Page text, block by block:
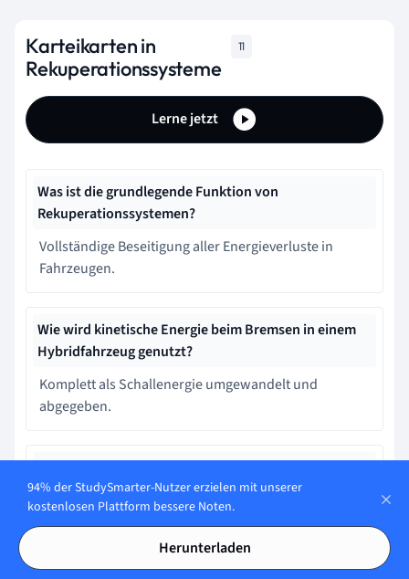
Karteikarten in
Rekuperationssysteme
11
Lerne jetzt
Was ist die grundlegende Funktion von
Rekuperationssystemen?
Vollständige Beseitigung aller Energieverluste in
Fahrzeugen.
Wie wird kinetische Energie beim Bremsen in einem
Hybridfahrzeug genutzt?
Komplett als Schallenergie umgewandelt und
abgegeben.
angewendet?
Vor allem in der Lebensmittelindustrie zur
94% der StudySmarter-Nutzer erzielen mit unserer
kostenlosen Plattform bessere Noten.
Herunterladen